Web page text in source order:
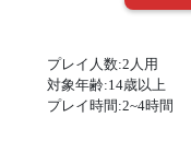
プレイ人数:2人用
対象年齢:14歳以上
プレイ時間:2~4時間